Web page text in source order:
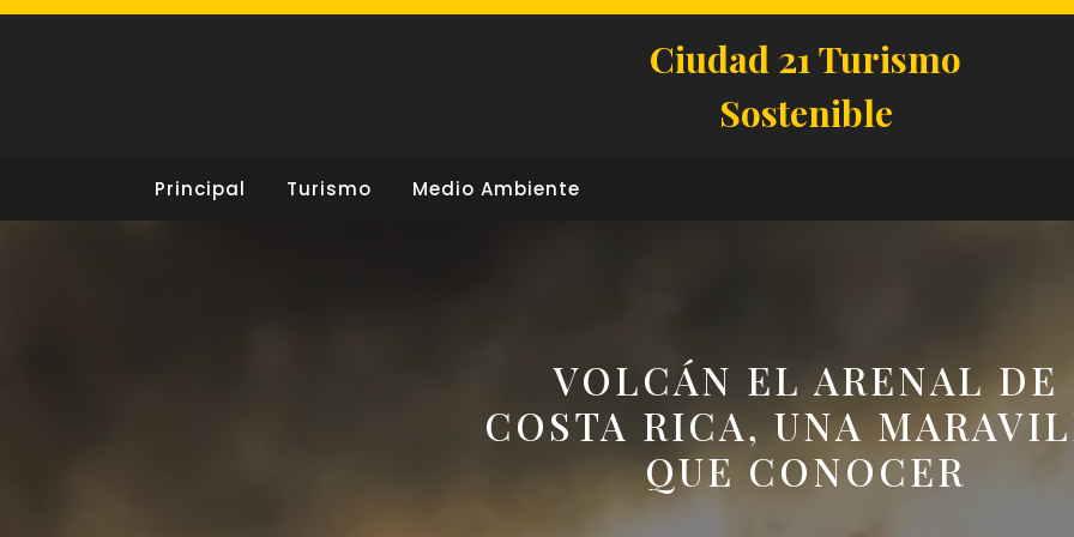
Skip
Ciudad 21 Turismo
Sostenible
Principal Turismo Medio Ambiente
VOLCÁN EL ARENAL DE
COSTA RICA, UNA
QUE CONOCER